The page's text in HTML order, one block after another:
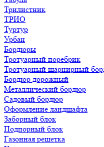
Трилистник
ТРИО
Туртур
Урбан
Бордюры
Тротуарный поребрик
Тротуарный шарнирный
Бордюр дорожный
Металлический бордюр
Садовый бордюр
Оформление ландшафта
Заборный блок
Подпорный блок
Газонная решетка